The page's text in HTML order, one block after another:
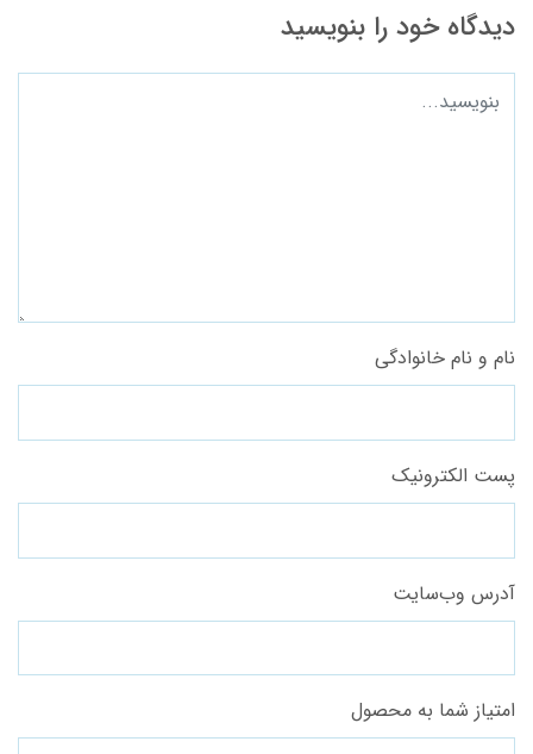
دیدگاه خود را بنویسید
نام و نام خانوادگی
پست الکترونیک
آدرس وب‌سایت
امتیاز شما به محصول